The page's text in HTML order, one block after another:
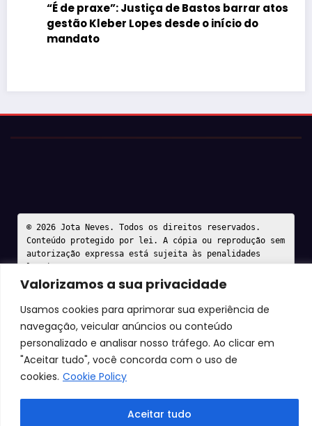
Valorizamos a sua privacidade
Usamos cookies para aprimorar sua experiência de
navegação, veicular anúncios ou conteúdo
personalizado e analisar nosso tráfego. Ao clicar em
"Aceitar tudo", você concorda com o uso de
cookies. Cookie Policy
Aceitar tudo
“É de praxe”: Justiça de Bastos barrar atos da
gestão Kleber Lopes desde o início do
mandato
© 2026 Jota Neves. Todos os direitos reservados.
Conteúdo protegido por lei. A cópia ou reprodução sem
autorização expressa está sujeita às penalidades
legais.